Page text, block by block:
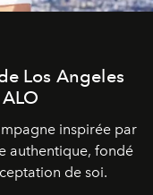
Los Angeles
inspirée par
authentique, fondé
de soi.